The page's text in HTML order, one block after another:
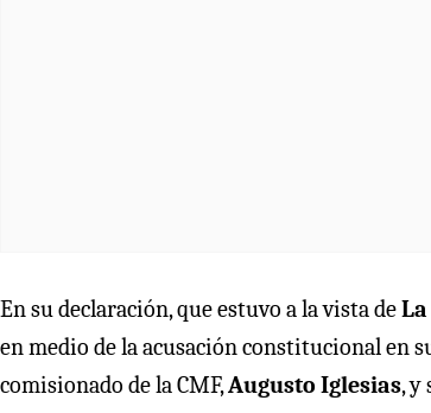
En su declaración, que estuvo a la vista de
en medio de la acusación constitucional en
comisionado de la CMF,Augusto Iglesias, y